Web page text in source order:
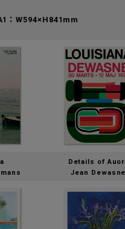
：W594×H841mm
Details of
Jean Dewasne